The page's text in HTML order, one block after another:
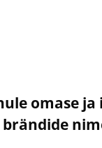
omase